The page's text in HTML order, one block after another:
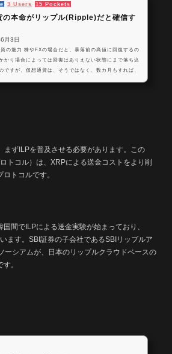
3 Users 15 Pockets
の本命がリップル(Ripple)だと確信す
月3日
の魅力 株やFXの場合だと、暴落前の高値に回復するの
かり場合によっては回復はありえない状態にまで落ち込
ですが、仮想通貨は、そうではなく、数カ月もすれば、
まずILPを普及させる必要があります。この
トコル）は、XRPによる送金コストをより削
トコルです。
間でILPによる送金実験が始まっており、
ます。SBI証券の子会社であるSBIリップルア
ーシアムが、日本のリップルクラウドベースの
。